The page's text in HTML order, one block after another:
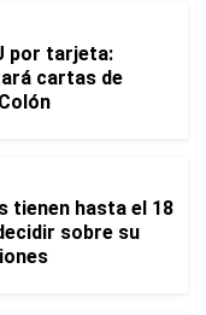
por tarjeta:
cartas de
tienen hasta el 18
sobre su